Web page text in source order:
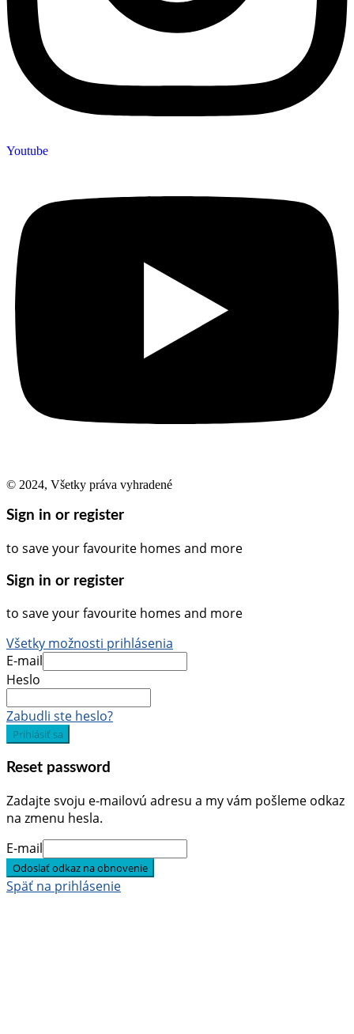
Youtube
© 2024, Všetky práva vyhradené
Sign in or register
to save your favourite homes and more
Sign in or register
to save your favourite homes and more
Všetky možnosti prihlásenia
E-mail
Heslo
Zabudli ste heslo?
Prihlásiť sa
Reset password
Zadajte svoju e-mailovú adresu a my vám pošleme odkaz
na zmenu hesla.
E-mail
Odoslať odkaz na obnovenie
Späť na prihlásenie